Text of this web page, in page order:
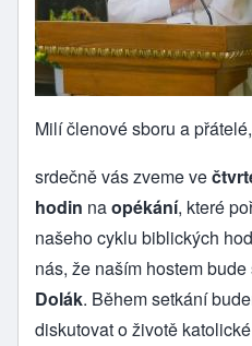
Milí členové sboru a přátelé,
srdečně vás zveme ve
hodin naopékání, které
našeho cyklu biblických
nás, že naším hostem
Dolák. Během setkání
diskutovat o životě